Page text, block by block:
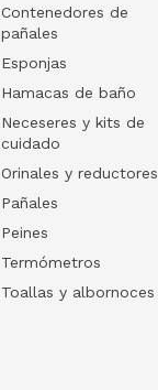
Contenedores de
pañales
Esponjas
Hamacas de baño
Neceseres y kits de
cuidado
Orinales y reductores
Pañales
Peines
Termómetros
Toallas y albornoces